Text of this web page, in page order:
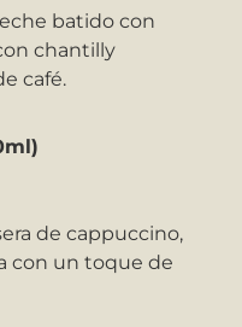
batido con
chantilly
café.
de cappuccino,
con un toque de